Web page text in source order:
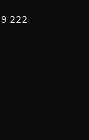
222